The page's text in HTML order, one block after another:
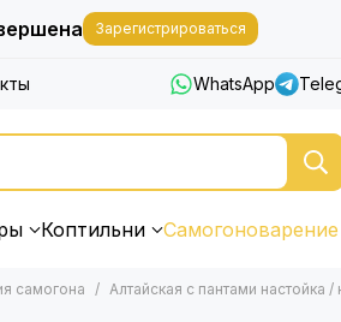
Зарегистрироваться
WhatsApp
Коптильни Самогоноварение
самогона
Алтайская с пантами настойка